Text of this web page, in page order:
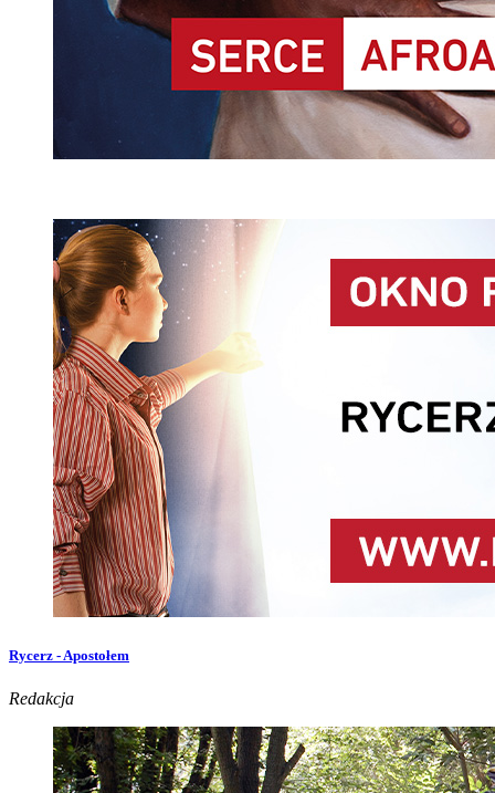
Rycerz - Apostołem
Redakcja